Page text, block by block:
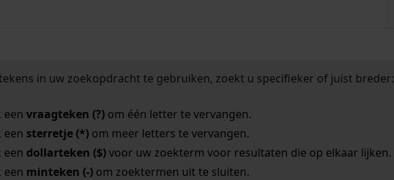
in uw zoekopdracht te gebruiken, zoekt u specifieker of juist breder:
een vraagteken (?)om één letter te vervangen.
een sterretje (*)om meer letters te vervangen.
een dollarteken ($)voor uw zoekterm voor resultaten die op elkaar lijken.
een minteken (-)om zoektermen uit te sluiten.